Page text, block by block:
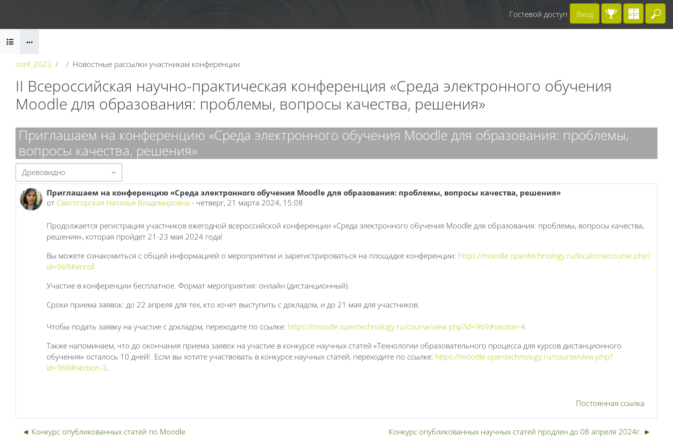
Гостевой доступ Вход
Блоки
conf_2023 Новостные рассылки участникам конференции
II Всероссийская научно-практическая конференция «Среда электронного обучения
Moodle для образования: проблемы, вопросы качества, решения»
Блоки
Приглашаем на конференцию «Среда электронного обучения Moodle для образования: проблемы,
вопросы качества, решения»
Режим отображения
Приглашаем на конференцию «Среда электронного обучения Moodle для образования: проблемы, вопросы качества, решения»
от Святогорская Наталья Владимировна - четверг, 21 марта 2024, 15:08
Количество ответов: 0
Продолжается регистрация участников ежегодной всероссийской конференции «Среда электронного обучения Moodle для образования: проблемы, вопросы качества,
решения», которая пройдет 21-23 мая 2024 года!
Вы можете ознакомиться с общей информацией о мероприятии и зарегистрироваться на площадке конференции: https://moodle.opentechnology.ru/local/crw/course.php?
id=969#enroll
Участие в конференции бесплатное. Формат мероприятия: онлайн (дистанционный).
Сроки приема заявок: до 22 апреля для тех, кто хочет выступить с докладом, и до 21 мая для участников.
Чтобы подать заявку на участие с докладом, переходите по ссылке: https://moodle.opentechnology.ru/course/view.php?id=969#section-4.
Также напоминаем, что до окончания приема заявок на участие в конкурсе научных статей «Технологии образовательного процесса для курсов дистанционного
обучения» осталось 10 дней! Если вы хотите участвовать в конкурсе научных статей, переходите по ссылке: https://moodle.opentechnology.ru/course/view.php?
id=969#section-3.
Постоянная ссылка
◄ Конкурс опубликованных статей по Moodle Конкурс опубликованных научных статей продлен до 08 апреля 2024г. ►